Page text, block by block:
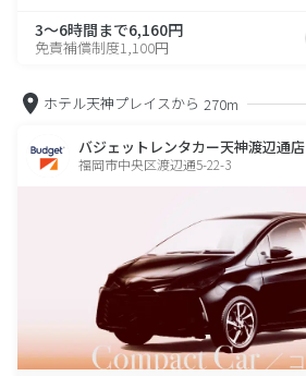
3～6時間まで6,160円
免責補償制度1,100円
ホテル天神プレイスから 270m
バジェットレンタカー天神渡辺通店
福岡市中央区渡辺通5-22-3